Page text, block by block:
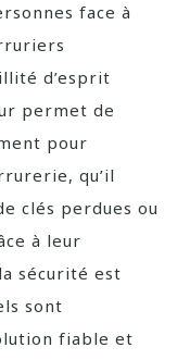
face à
d’esprit
permet de
pour
qu’il
clés perdues ou
à leur
sécurité est
sont
fiable et